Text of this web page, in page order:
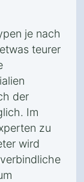
je nach
teurer
der
Im
zu
wird